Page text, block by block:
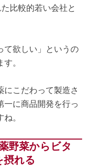
比較的若い会社と
て欲しい」というの
。
にこだわって製造さ
一に商品開発を行っ
。
野菜からビタ
摂れる